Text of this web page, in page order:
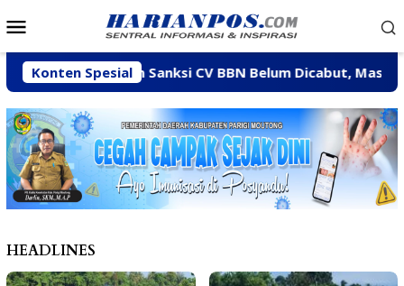
ke
Mobile
Konten Spesial
Tegaskan Sanksi CV BBN Belum Dicabut, Masih
HEADLINES